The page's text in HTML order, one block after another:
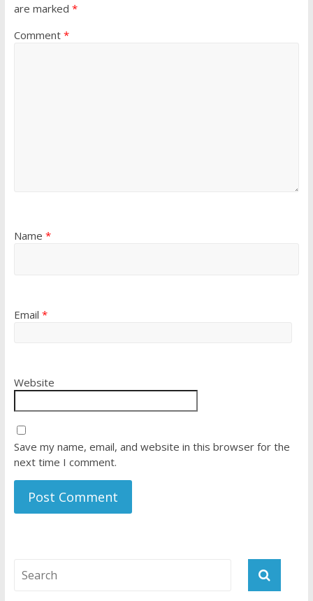
are marked *
Comment *
Name *
Email *
Website
Save my name, email, and website in this browser for the
next time I comment.